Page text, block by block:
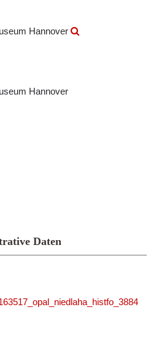
Hannover
Hannover
Daten